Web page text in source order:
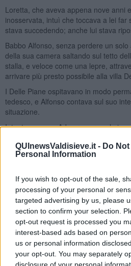
QUInewsValdisieve.it - Do
Personal Information
If you wish to opt-out of the sale,
processing of your personal or
targeted advertising by us, please
section to confirm your selection.
opt-out request is processed you
interest-based ads based on
us or personal information
your opt-out. You may separately
Loretta, che aveva appena nove anni
inosservata, intuì che toccava a lei far
stava succedendo; anche lui stava
Babbo Alfonso, senza perdere un
della sua camera saltando sul tetto
stalla, e veloce come una lepre,
arrivare più presto possibile alla villa
I Delle Piane ospitavano in modo
tedesco, e Alfonso contava sul suo
situazione.
Intanto mamma Ada era corsa al
I due tedeschi la videro dalla
“Aprire aprire“ – urlava il tedesco
rispondeva Ada, cercando di
Carlino e Renzo di darsela a gambe.
Ma Carlino e Renzo erano talmente
che non ce la fecero a svegliarsi del
stesse succedendo.
Intanto i due soldati davano botte a
e alla fine riuscirono a sfondare.